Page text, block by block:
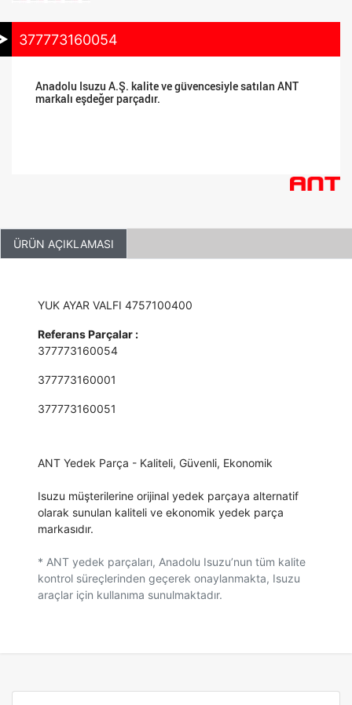
377773160054
Anadolu Isuzu A.Ş. kalite ve güvencesiyle satılan ANT
markalı eşdeğer parçadır.
ÜRÜN AÇIKLAMASI
YUK AYAR VALFI 4757100400
Referans Parçalar :
377773160054
377773160001
377773160051
ANT Yedek Parça - Kaliteli, Güvenli, Ekonomik
Isuzu müşterilerine orijinal yedek parçaya alternatif
olarak sunulan kaliteli ve ekonomik yedek parça
markasıdır.
* ANT yedek parçaları, Anadolu Isuzu’nun tüm kalite
kontrol süreçlerinden geçerek onaylanmakta, Isuzu
araçlar için kullanıma sunulmaktadır.